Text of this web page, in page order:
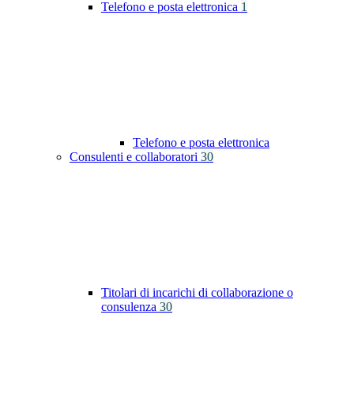
Telefono e posta elettronica 1
Telefono e posta elettronica
Consulenti e collaboratori 30
Titolari di incarichi di collaborazione o
consulenza 30